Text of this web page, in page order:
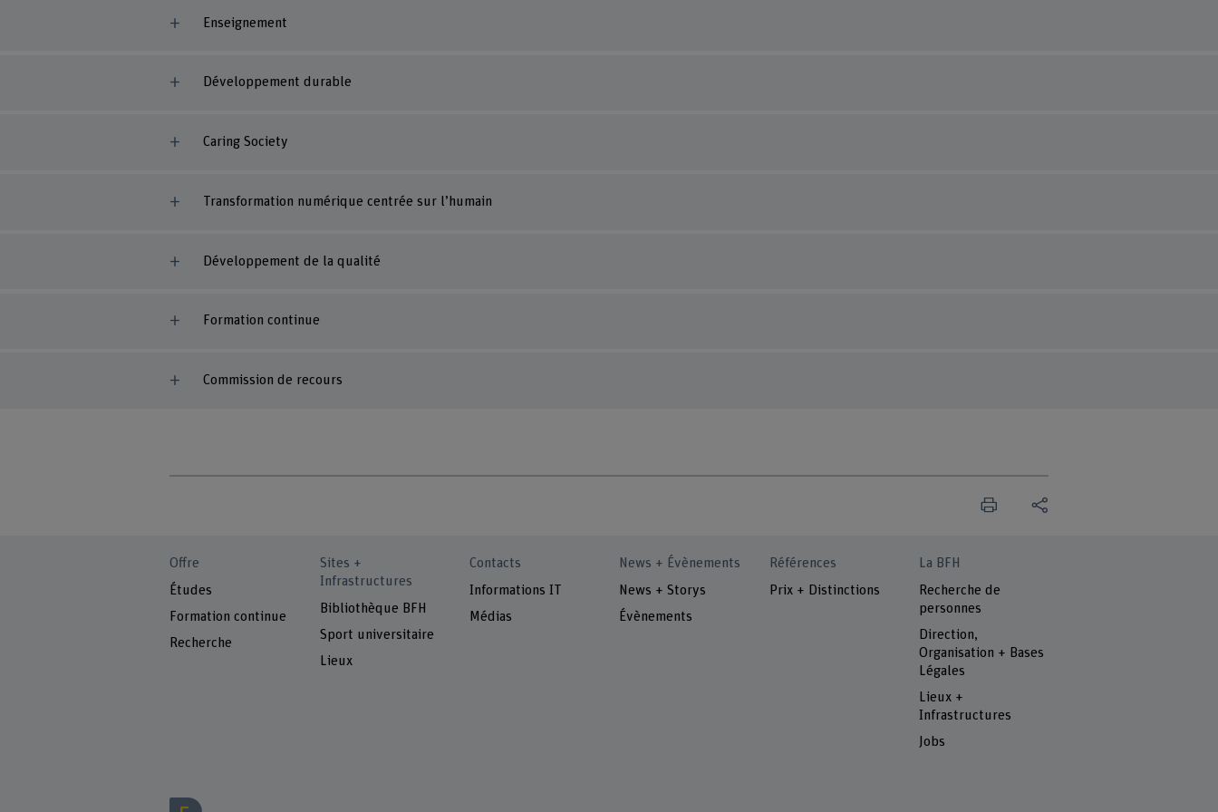
Enseignement
Développement durable
Caring Society
Transformation numérique centrée sur l’humain
Développement de la qualité
Formation continue
Commission de recours
Offre
Études
Formation continue
Recherche
Sites +
Infrastructures
Bibliothèque BFH
Sport universitaire
Lieux
Contacts
Informations IT
Médias
News + Évènements
News + Storys
Évènements
Références
Prix + Distinctions
La BFH
Recherche de
personnes
Direction,
Organisation + Bases
Légales
Lieux +
Infrastructures
Jobs